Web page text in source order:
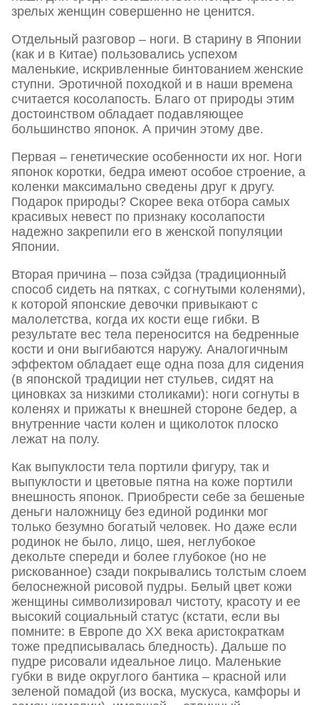
зрелых женщин совершенно не ценится.
Отдельный разговор – ноги. В старину в Японии
(как и в Китае) пользовались успехом
маленькие, искривленные бинтованием женские
ступни. Эротичной походкой и в наши времена
считается косолапость. Благо от природы этим
достоинством обладает подавляющее
большинство японок. А причин этому две.
Первая – генетические особенности их ног. Ноги
японок коротки, бедра имеют особое строение, а
коленки максимально сведены друг к другу.
Подарок природы? Скорее века отбора самых
красивых невест по признаку косолапости
надежно закрепили его в женской популяции
Японии.
Вторая причина – поза сэйдза (традиционный
способ сидеть на пятках, с согнутыми коленями),
к которой японские девочки привыкают с
малолетства, когда их кости еще гибки. В
результате вес тела переносится на бедренные
кости и они выгибаются наружу. Аналогичным
эффектом обладает еще одна поза для сидения
(в японской традиции нет стульев, сидят на
циновках за низкими столиками): ноги согнуты в
коленях и прижаты к внешней стороне бедер, а
внутренние части колен и щиколоток плоско
лежат на полу.
Как выпуклости тела портили фигуру, так и
выпуклости и цветовые пятна на коже портили
внешность японок. Приобрести себе за бешеные
деньги наложницу без единой родинки мог
только безумно богатый человек. Но даже если
родинок не было, лицо, шея, неглубокое
декольте спереди и более глубокое (но не
рискованное) сзади покрывались толстым слоем
белоснежной рисовой пудры. Белый цвет кожи
женщины символизировал чистоту, красоту и ее
высокий социальный статус (кстати, если вы
помните: в Европе до ХХ века аристократкам
тоже предписывалась бледность). Дальше по
пудре рисовали идеальное лицо. Маленькие
губки в виде округлого бантика – красной или
зеленой помадой (из воска, мускуса, камфоры и